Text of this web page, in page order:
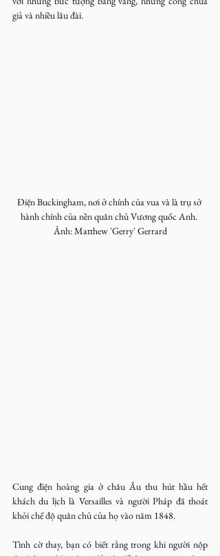
giả và nhiều lâu đài.
Điện Buckingham, nơi ở chính của vua và là trụ sở
hành chính của nền quân chủ Vương quốc Anh.
Ảnh: Matthew 'Gerry' Gerrard
Cung điện hoàng gia ở châu Âu thu hút hầu hết
khách du lịch là Versailles và người Pháp đã thoát
khỏi chế độ quân chủ của họ vào năm 1848.
Tình cờ thay, bạn có biết rằng trong khi người nộp